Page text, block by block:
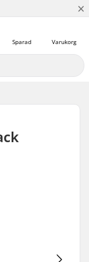
×
Varukorg
Sparad